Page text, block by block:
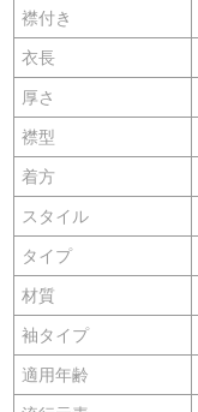
襟付き
衣長
厚さ
襟型
着方
スタイル
タイプ
材質
袖タイプ
適用年齢